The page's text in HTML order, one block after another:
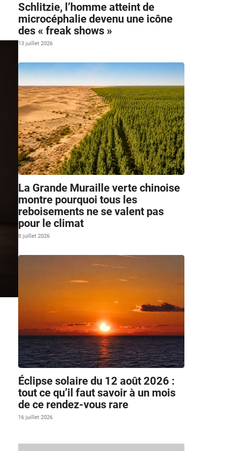
Schlitzie, l’homme atteint de
microcéphalie devenu une icône
des « freak shows »
13 juillet 2026
La Grande Muraille verte chinoise
montre pourquoi tous les
reboisements ne se valent pas
pour le climat
8 juillet 2026
Éclipse solaire du 12 août 2026 :
tout ce qu’il faut savoir à un mois
de ce rendez-vous rare
16 juillet 2026